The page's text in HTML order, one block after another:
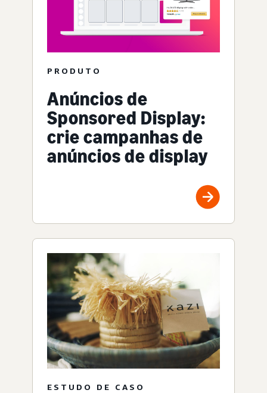
PRODUTO
Anúncios de
Sponsored Display:
crie campanhas de
anúncios de display
ESTUDO DE CASO